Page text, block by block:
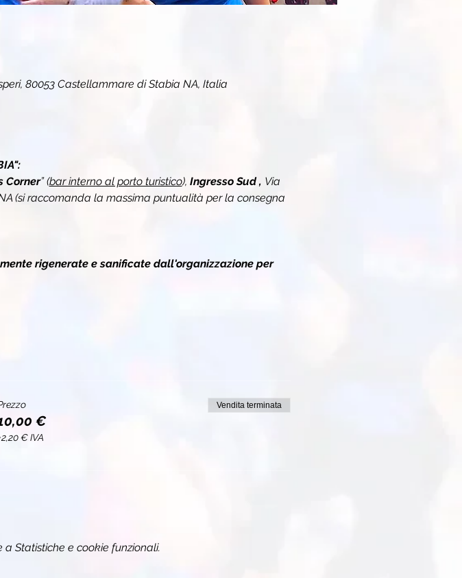
80053 Castellammare di Stabia NA, Italia
Corner” (bar interno al porto turistico), Ingresso Sud , Via
(si raccomanda la massima puntualità per la consegna
rigenerate e sanificate dall'organizzazione per
€
€ IVA
Vendita terminata
Statistiche e cookie funzionali.